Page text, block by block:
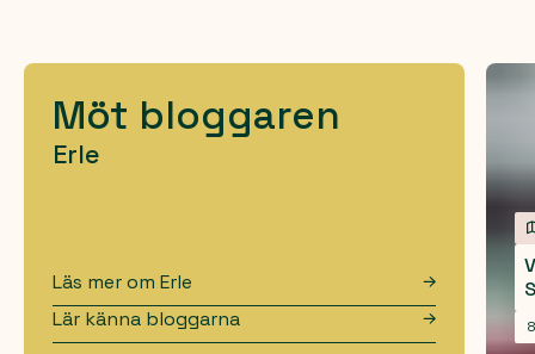
Möt bloggaren
Erle
Läs mer om Erle
Lär känna bloggarna